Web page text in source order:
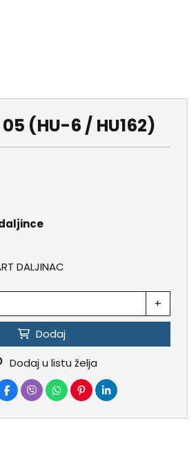
(HU-6 / HU162)
DALJINAC
+
Dodaj
Dodaj u listu želja